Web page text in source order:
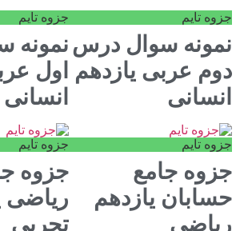
جزوه تایم
نمونه سوال درس
دوم عربی یازدهم
انسانی
جزوه تایم
نمونه
اول
انسانی
جزوه تایم
جزوه جامع
حسابان یازدهم
ریاضی
جزوه تایم
جزوه
ریاضی
تجربی